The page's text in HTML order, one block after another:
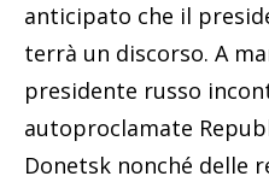
anticipato che il
terrà un discorso. A
presidente russo
autoproclamate
Donetsk nonché delle